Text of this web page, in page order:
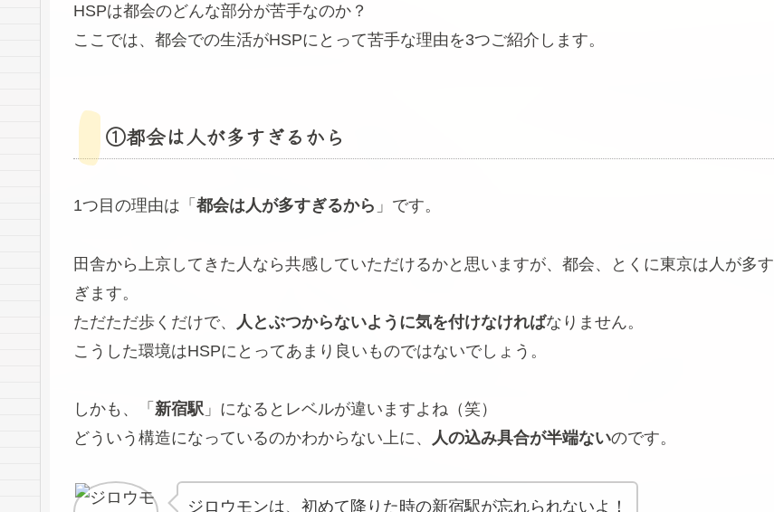
HSPは都会のどんな部分が苦手なのか？
ここでは、都会での生活がHSPにとって苦手な理由を3つご紹介します。
①都会は人が多すぎるから
1つ目の理由は「 都会は人が多すぎるから 」です。
田舎から上京してきた人なら共感していただけるかと思いますが、都会、とくに東京は人が多す
ぎます。
ただただ歩くだけで、
人とぶつからないように気を付けなければなりません。
こうした環境はHSPにとってあまり良いものではないでしょう。
しかも、「 新宿駅 」になるとレベルが違いますよね（笑）
どういう構造になっているのかわからない上に、
人の込み具合が半端ないのです。
ジロウモンは、初めて降りた時の新宿駅が忘れられないよ！